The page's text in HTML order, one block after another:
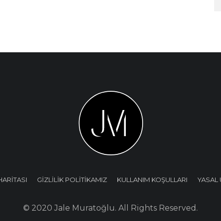
GİZLİLİK POLİTİKAMIZ KULLANIM KOŞULLARI YASAL
© 2020 Jale Muratoğlu. All Rights Reserved.